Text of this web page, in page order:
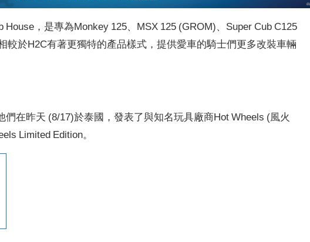
House，是專為Monkey 125、MSX 125 (GROM)、Super Cub C125
較於H2C有著更獨特的產品樣式，提供愛車的騎士們更多改裝車輛
們在昨天 (8/17)於泰國，發表了與知名玩具廠商Hot Wheels (風火
Limited Edition。